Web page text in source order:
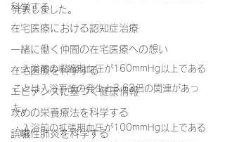
科学する
在宅医療における認知症治療
一緒に働く仲間の在宅医療への想い
在宅医療を科学する
エビデンスに基づく健康情報
攻めの栄養療法を科学する
誤嚥性肺炎を科学する
発表しました。
・入浴前の収縮期血圧が160mmHg以上である
ことは入浴事故の発生と3.63倍の関連があっ
た。
・入浴前の拡張期血圧が100mmHg以上である